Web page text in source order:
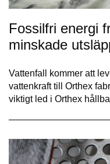
Fossilfri energi
minskade
Vattenfall kommer att
vattenkraft till Orthex
viktigt led i Orthex